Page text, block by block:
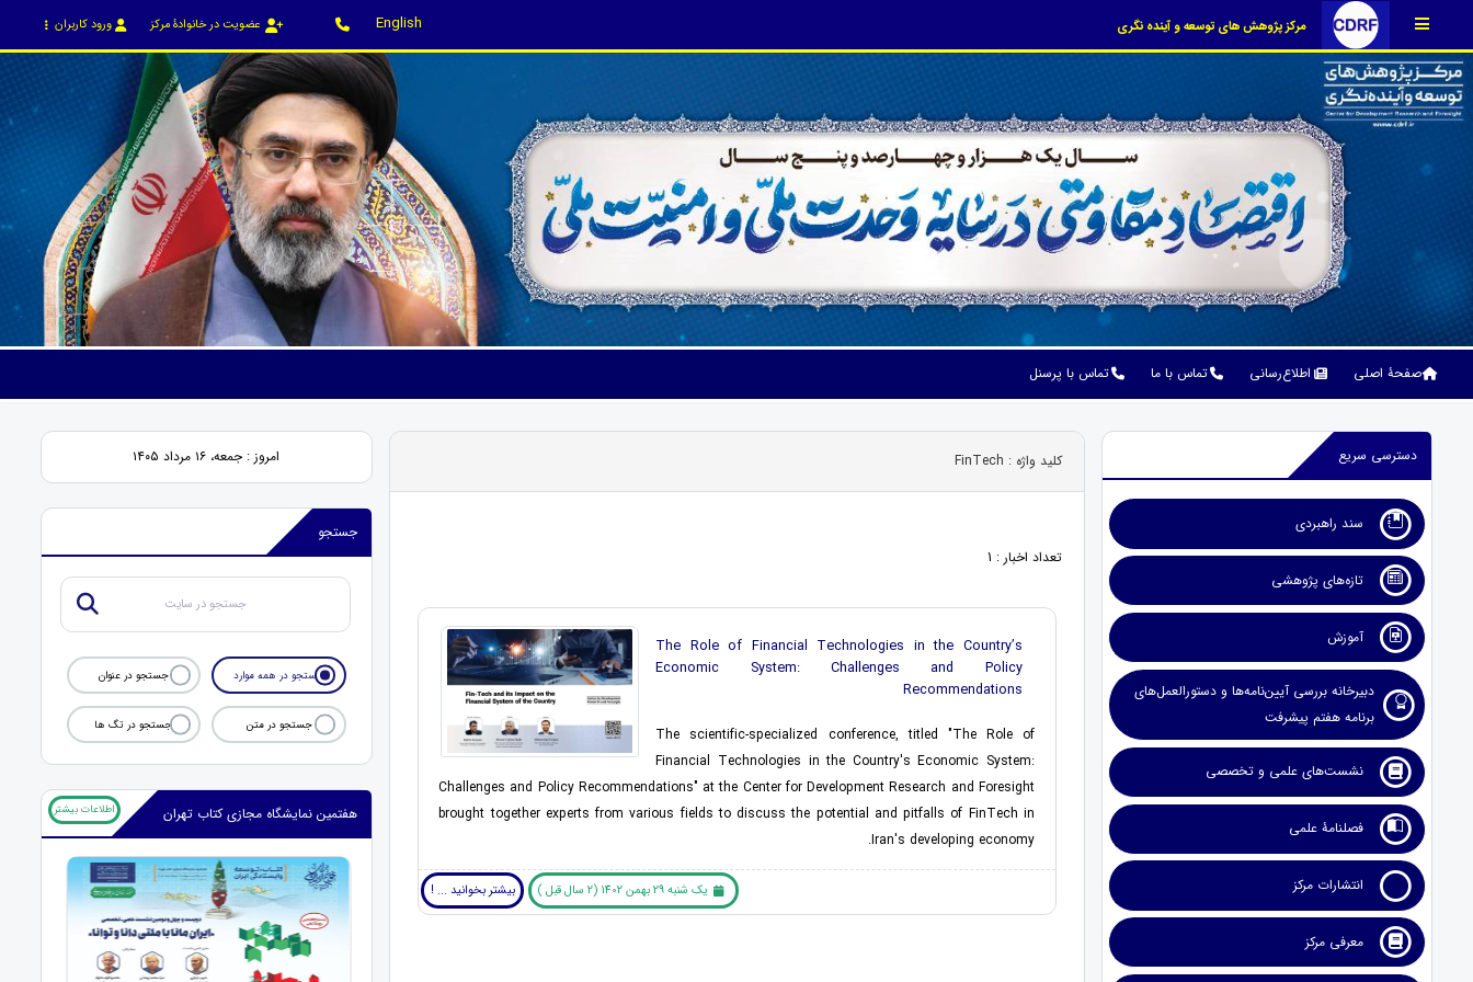
مرکز پژوهش های توسعه و آینده نگری English عضویت در خانوادۀ مرکز ورود کاربران
صفحۀ اصلی اطلاع‌رسانی تماس با ما تماس با پرسنل
دسترسی سریع
سند راهبردی
تازه‌های پژوهشی
آموزش
دبیرخانه بررسی آیین‌نامه‌ها و دستورالعمل‌های
برنامه هفتم پیشرفت
نشست‌های علمی و تخصصی
فصلنامۀ علمی
انتشارات مرکز
معرفی مرکز
کلید واژه : FinTech
تعداد اخبار : 1
The Role of Financial Technologies in the Country’s
Economic System: Challenges and Policy
Recommendations
The scientific-specialized conference, titled "The Role of
Financial Technologies in the Country's Economic System:
Challenges and Policy Recommendations" at the Center for Development Research and Foresight
brought together experts from various fields to discuss the potential and pitfalls of FinTech in
Iran's developing economy.
یک شنبه 29 بهمن 1402 (2 سال قبل ) بیشتر بخوانید ... !
امروز : جمعه، ۱۶ مرداد ۱۴۰۵
جستجو
جستجو در همه موارد جستجو در عنوان
جستجو در متن جستجو در تگ ها
هفتمین نمایشگاه مجازی کتاب تهران اطلاعات بیشتر